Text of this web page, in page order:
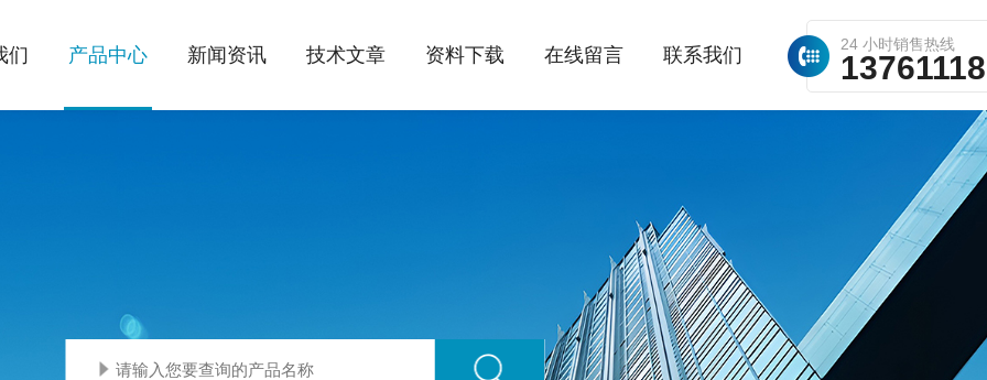
24 小时销售热线
们 产品中心 新闻资讯 技术文章 资料下载 在线留言 联系我们